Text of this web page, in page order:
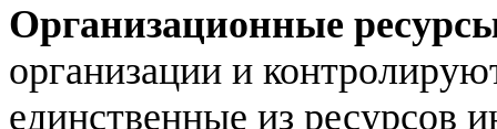
Организационные
организации и
единственные из ресурсов